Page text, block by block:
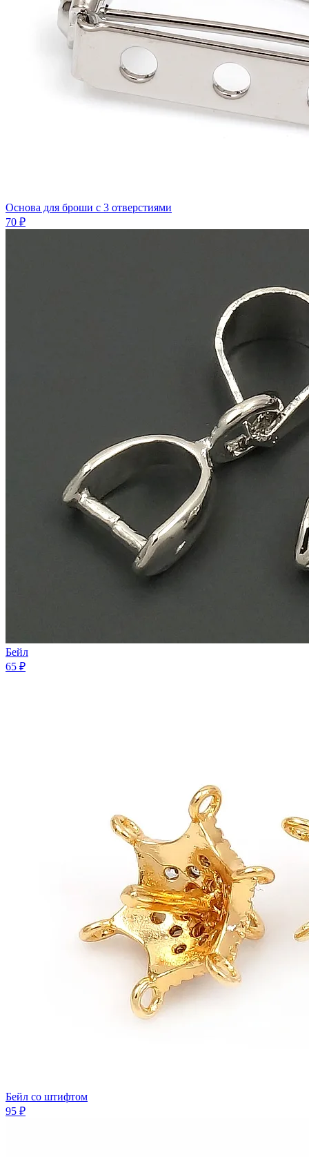
Основа для броши с 3 отверстиями
70 ₽
Бейл
65 ₽
Бейл co штифтом
95 ₽